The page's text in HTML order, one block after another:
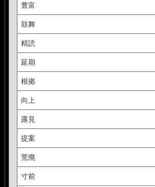
豊富
鼓舞
精読
延期
根拠
向上
露見
提案
荒廃
寸前